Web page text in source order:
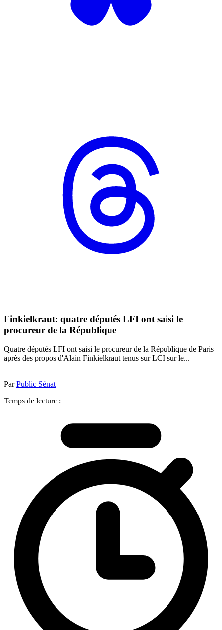
Finkielkraut: quatre députés LFI ont saisi le
procureur de la République
Quatre députés LFI ont saisi le procureur de la République de Paris
après des propos d'Alain Finkielkraut tenus sur LCI sur le...
ParPublic Sénat
Temps de lecture :